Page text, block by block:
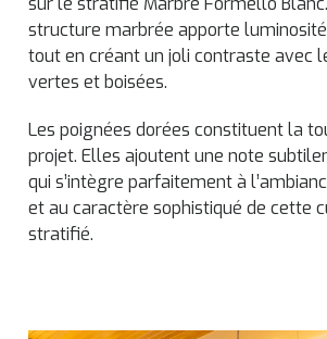
structure marbrée apporte
tout en créant un joli contraste avec
vertes et boisées.
Les poignées dorées constituent la
projet. Elles ajoutent une note
qui s’intègre parfaitement à
et au caractère sophistiqué de cette
stratifié.